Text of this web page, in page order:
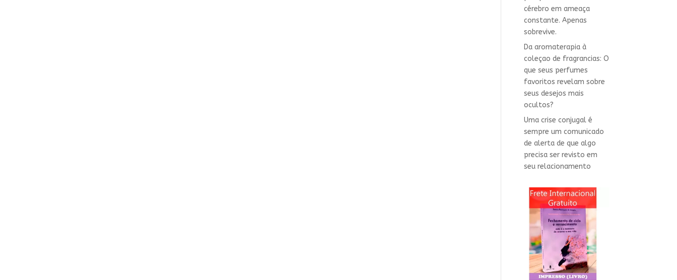
cérebro em ameaça
constante. Apenas
sobrevive.
Da aromaterapia à
coleçao de fragrancias: O
que seus perfumes
favoritos revelam sobre
seus desejos mais
ocultos?
Uma crise conjugal é
sempre um comunicado
de alerta de que algo
precisa ser revisto em
seu relacionamento